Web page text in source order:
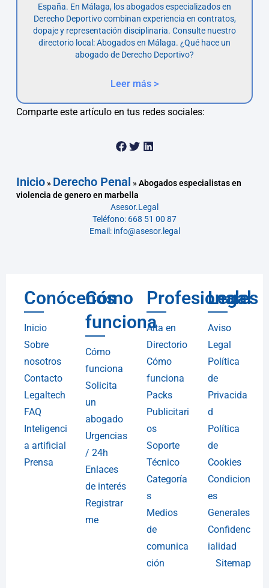
España. En Málaga, los abogados especializados en
Derecho Deportivo combinan experiencia en contratos,
dopaje y representación disciplinaria. Consulte nuestro
directorio local: Abogados en Málaga. ¿Qué hace un
abogado de Derecho Deportivo?
Leer más >
Comparte este artículo en tus redes sociales:
Inicio» Derecho Penal »Abogados especialistas en
violencia de genero en marbella
Asesor.Legal
Teléfono: 668 51 00 87
Email: info@asesor.legal
Conócenos
Inicio
Sobre
nosotros
Contacto
Legaltech
FAQ
Inteligenci
a artificial
Prensa
Cómo
funciona
Cómo
funciona
Solicita
un
abogado
Urgencias
/ 24h
Enlaces
de interés
Registrar
me
Profesionales
Alta en
Directorio
Cómo
funciona
Packs
Publicitari
os
Soporte
Técnico
Categoría
s
Medios
de
comunica
ción
Legal
Aviso
Legal
Política
de
Privacida
d
Política
de
Cookies
Condicion
es
Generales
Confidenc
ialidad
Sitemap